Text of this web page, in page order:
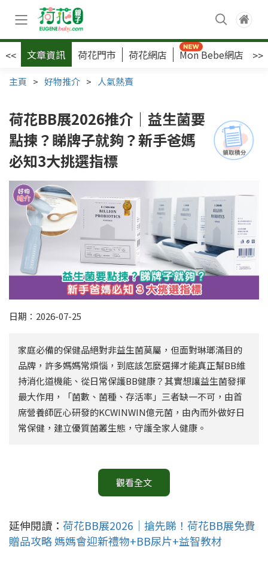
<< 文章資訊 荷花門市 荷花網店 Mon Bebe網店 >>
主頁 > 好物推介 > 人氣熱賣
荷花BB展2026推介｜益生菌要
點揀？睇牌子就夠？新手爸媽
必知3大挑選指標
日期：2026-07-25
家庭必備的保健品絕對非益生菌莫屬，但面對琳瑯滿目的
品牌，許多媽媽常煩惱，到底該怎麼選擇才能真正幫BB維
持消化道機能、從日常保護BB健康？其實想讓益生菌發揮
最大作用，「菌數、菌種、存活率」三者缺一不可，由首
席營養師匠心研發的KCWINWIN億元菌，由內而外做好日
常保健，建立優質菌叢生態，守護全家人健康。
觀看全文
延伸閱讀： 荷花BB展2026｜搶先睇！荷花BB展免費
贈品攻略 媽媽會迎新禮物+BB尿片+益智教材